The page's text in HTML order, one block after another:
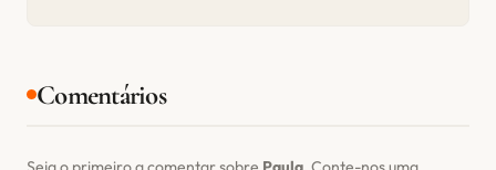
Comentários